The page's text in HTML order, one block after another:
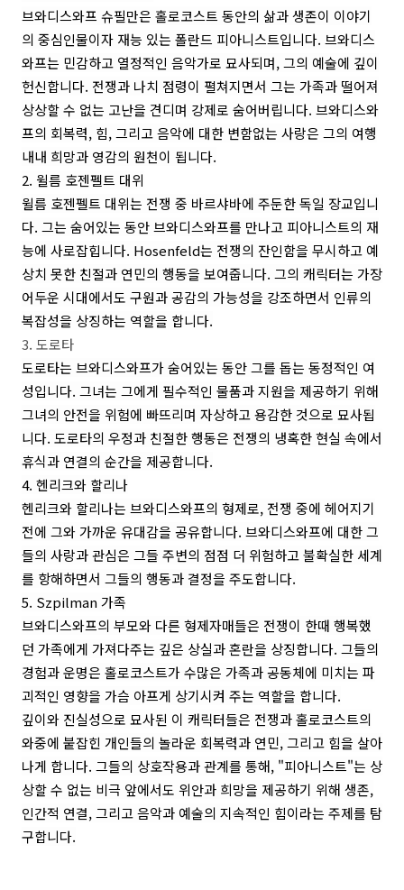
브와디스와프 슈필만은 홀로코스트 동안의 삶과 생존이 이야기
의 중심인물이자 재능 있는 폴란드 피아니스트입니다. 브와디스
와프는 민감하고 열정적인 음악가로 묘사되며, 그의 예술에 깊이
헌신합니다. 전쟁과 나치 점령이 펼쳐지면서 그는 가족과 떨어져
상상할 수 없는 고난을 견디며 강제로 숨어버립니다. 브와디스와
프의 회복력, 힘, 그리고 음악에 대한 변함없는 사랑은 그의 여행
내내 희망과 영감의 원천이 됩니다.
2. 윌름 호젠펠트 대위
윌름 호젠펠트 대위는 전쟁 중 바르샤바에 주둔한 독일 장교입니
다. 그는 숨어있는 동안 브와디스와프를 만나고 피아니스트의 재
능에 사로잡힙니다. Hosenfeld는 전쟁의 잔인함을 무시하고 예
상치 못한 친절과 연민의 행동을 보여줍니다. 그의 캐릭터는 가장
어두운 시대에서도 구원과 공감의 가능성을 강조하면서 인류의
복잡성을 상징하는 역할을 합니다.
3. 도로타
도로타는 브와디스와프가 숨어있는 동안 그를 돕는 동정적인 여
성입니다. 그녀는 그에게 필수적인 물품과 지원을 제공하기 위해
그녀의 안전을 위험에 빠뜨리며 자상하고 용감한 것으로 묘사됩
니다. 도로타의 우정과 친절한 행동은 전쟁의 냉혹한 현실 속에서
휴식과 연결의 순간을 제공합니다.
4. 헨리크와 할리나
헨리크와 할리나는 브와디스와프의 형제로, 전쟁 중에 헤어지기
전에 그와 가까운 유대감을 공유합니다. 브와디스와프에 대한 그
들의 사랑과 관심은 그들 주변의 점점 더 위험하고 불확실한 세계
를 항해하면서 그들의 행동과 결정을 주도합니다.
5. Szpilman 가족
브와디스와프의 부모와 다른 형제자매들은 전쟁이 한때 행복했
던 가족에게 가져다주는 깊은 상실과 혼란을 상징합니다. 그들의
경험과 운명은 홀로코스트가 수많은 가족과 공동체에 미치는 파
괴적인 영향을 가슴 아프게 상기시켜 주는 역할을 합니다.
깊이와 진실성으로 묘사된 이 캐릭터들은 전쟁과 홀로코스트의
와중에 붙잡힌 개인들의 놀라운 회복력과 연민, 그리고 힘을 살아
나게 합니다. 그들의 상호작용과 관계를 통해, "피아니스트"는 상
상할 수 없는 비극 앞에서도 위안과 희망을 제공하기 위해 생존,
인간적 연결, 그리고 음악과 예술의 지속적인 힘이라는 주제를 탐
구합니다.